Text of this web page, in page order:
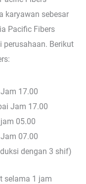
karyawan sebesar
Pacific Fibers
Berikut
17.00
Jam 17.00
05.00
07.00
dengan 3 shif)
selama 1 jam